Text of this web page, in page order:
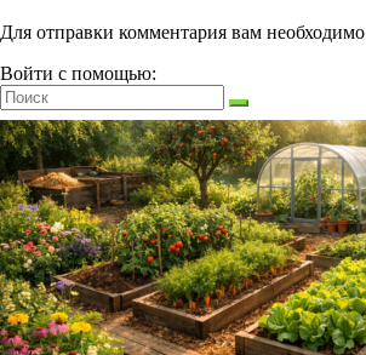
Для отправки комментария вам необходимо
Войти с помощью: